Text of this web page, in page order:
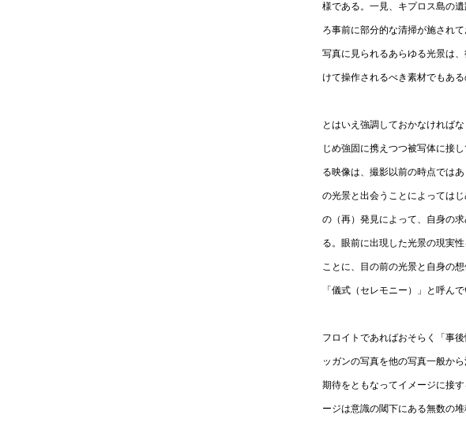
様である。一見、キプロス島の
ろ事前に部分的な清掃が施され
写真に見られるあらゆる光景は
けて操作されるべき素材でもある
とはいえ強調しておかなければ
じめ強固に携えつつ被写体に接
る映像は、撮影以前の時点では
の光景と出会うことによっては
の（再）発見によって、自身の
る。眼前に出現した光景の現実
ことに、目の前の光景と自身の
「儀式（セレモニー）」と呼んで
フロイトであればおそらく「事
ッガンの写真を他の写真一般か
期待をともなってイメージに接
ージは意識の閾下にある無数の